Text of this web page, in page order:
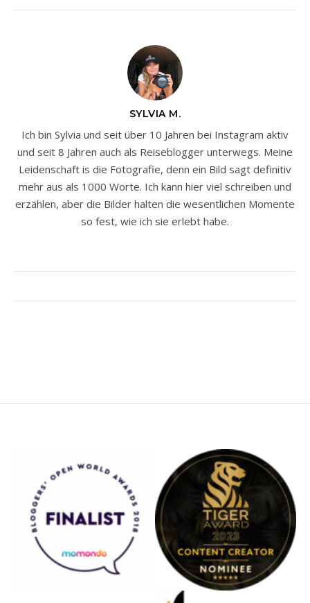
SYLVIA M.
Ich bin Sylvia und seit über 10 Jahren bei Instagram aktiv
und seit 8 Jahren auch als Reiseblogger unterwegs. Meine
Leidenschaft is die Fotografie, denn ein Bild sagt definitiv
mehr aus als 1000 Worte. Ich kann hier viel schreiben und
erzählen, aber die Bilder halten die wesentlichen Momente
so fest, wie ich sie erlebt habe.